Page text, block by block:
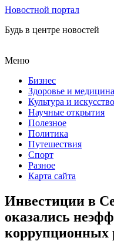
Новостной портал
Будь в центре новостей
Меню
Бизнес
Здоровье и медицина
Культура и искусство
Научные открытия
Полезное
Политика
Путешествия
Спорт
Разное
Карта сайта
Инвестиции в
оказались
коррупционных